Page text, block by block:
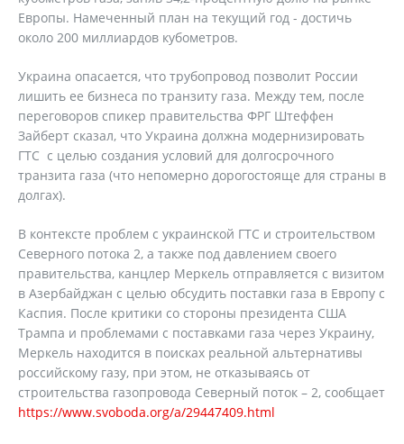
Европы. Намеченный план на текущий год - достичь
около 200 миллиардов кубометров.
Украина опасается, что трубопровод позволит России
лишить ее бизнеса по транзиту газа. Между тем, после
переговоров спикер правительства ФРГ Штеффен
Зайберт сказал, что Украина должна модернизировать
ГТС с целью создания условий для долгосрочного
транзита газа (что непомерно дорогостояще для страны в
долгах).
В контексте проблем с украинской ГТС и строительством
Северного потока 2, а также под давлением своего
правительства, канцлер Меркель отправляется с визитом
в Азербайджан с целью обсудить поставки газа в Европу с
Каспия. После критики со стороны президента США
Трампа и проблемами с поставками газа через Украину,
Меркель находится в поисках реальной альтернативы
российскому газу, при этом, не отказываясь от
строительства газопровода Северный поток – 2, сообщает
https://www.svoboda.org/a/29447409.html